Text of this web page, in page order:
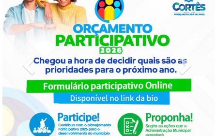
Previous